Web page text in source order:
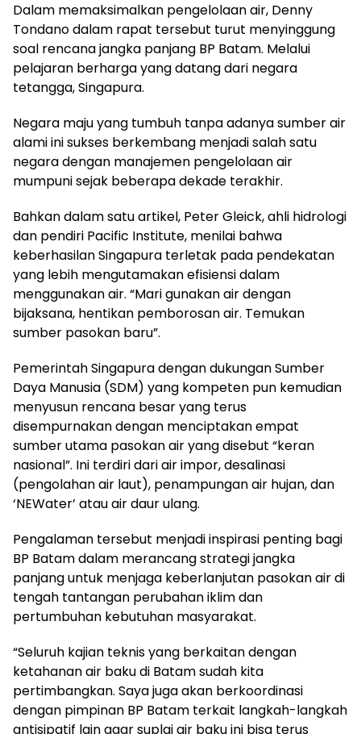
Dalam memaksimalkan pengelolaan air, Denny
Tondano dalam rapat tersebut turut menyinggung
soal rencana jangka panjang BP Batam. Melalui
pelajaran berharga yang datang dari negara
tetangga, Singapura.
Negara maju yang tumbuh tanpa adanya sumber air
alami ini sukses berkembang menjadi salah satu
negara dengan manajemen pengelolaan air
mumpuni sejak beberapa dekade terakhir.
Bahkan dalam satu artikel, Peter Gleick, ahli hidrologi
dan pendiri Pacific Institute, menilai bahwa
keberhasilan Singapura terletak pada pendekatan
yang lebih mengutamakan efisiensi dalam
menggunakan air. “Mari gunakan air dengan
bijaksana, hentikan pemborosan air. Temukan
sumber pasokan baru”.
Pemerintah Singapura dengan dukungan Sumber
Daya Manusia (SDM) yang kompeten pun kemudian
menyusun rencana besar yang terus
disempurnakan dengan menciptakan empat
sumber utama pasokan air yang disebut “keran
nasional”. Ini terdiri dari air impor, desalinasi
(pengolahan air laut), penampungan air hujan, dan
‘NEWater’ atau air daur ulang.
Pengalaman tersebut menjadi inspirasi penting bagi
BP Batam dalam merancang strategi jangka
panjang untuk menjaga keberlanjutan pasokan air di
tengah tantangan perubahan iklim dan
pertumbuhan kebutuhan masyarakat.
“Seluruh kajian teknis yang berkaitan dengan
ketahanan air baku di Batam sudah kita
pertimbangkan. Saya juga akan berkoordinasi
dengan pimpinan BP Batam terkait langkah-langkah
antisipatif lain agar suplai air baku ini bisa terus